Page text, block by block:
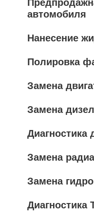
автомобиля
Нанесение
Полировка
Замена
Замена
Диагностика
Замена
Замена
Диагностика